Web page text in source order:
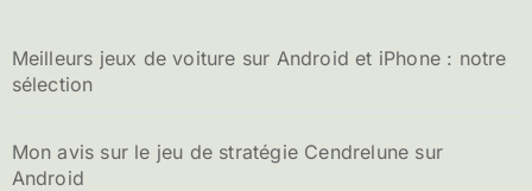
Meilleurs jeux de voiture sur Android et iPhone : notre
sélection
Mon avis sur le jeu de stratégie Cendrelune sur
Android